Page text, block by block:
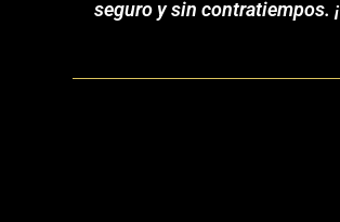
seguro y sin contratiempos.